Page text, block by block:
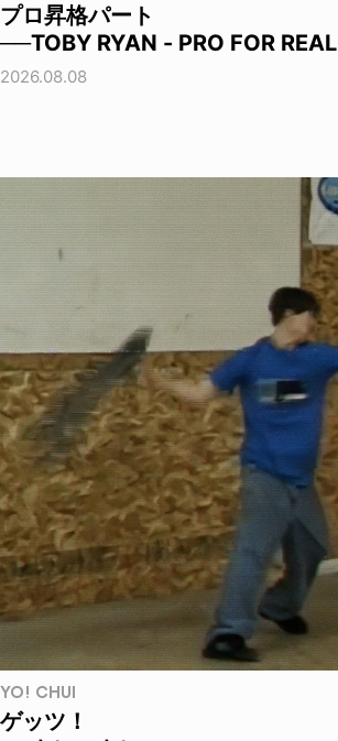
プロ昇格パート
──TOBY RYAN - PRO FOR REAL
2026.08.08
YO! CHUI
ゲッツ！